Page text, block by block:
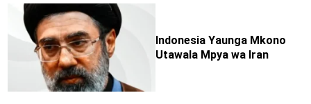
Indonesia Yaunga Mkono
Utawala Mpya wa Iran